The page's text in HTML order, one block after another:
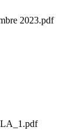
2023.pdf